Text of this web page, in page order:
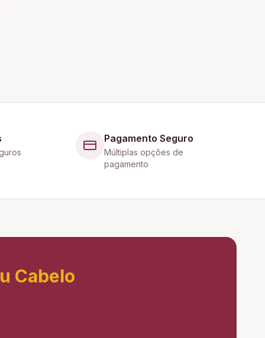
Pagamento Seguro
Múltiplas opções de
pagamento
Cabelo